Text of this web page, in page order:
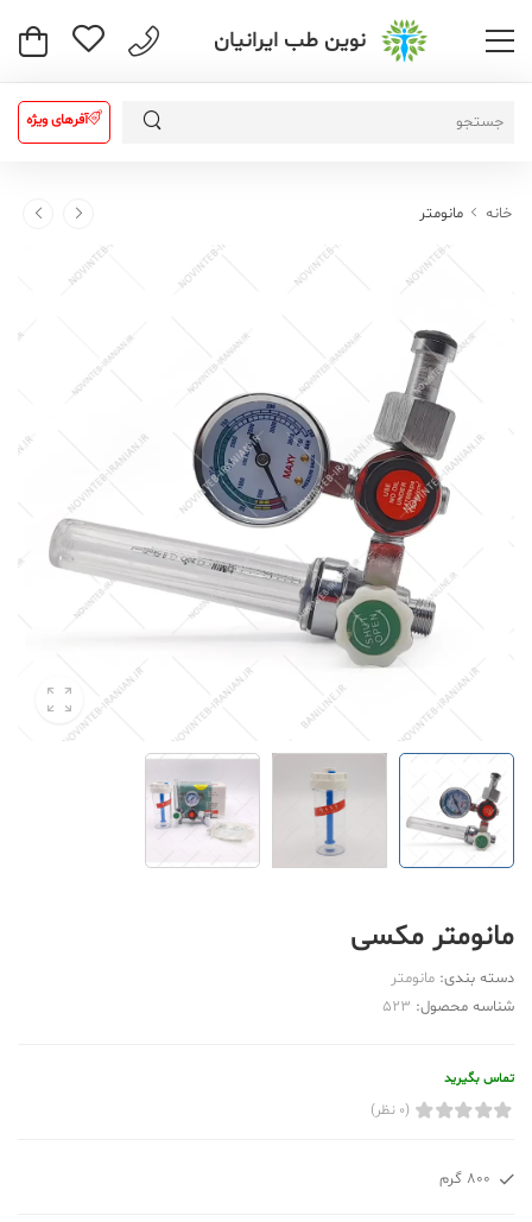
نوین طب ایرانیان
آفرهای ویژه
خانه مانومتر
مانومتر مکسی
دسته بندی: مانومتر
شناسه محصول: 523
تماس بگیرید
(0 نظر)
800 گرم